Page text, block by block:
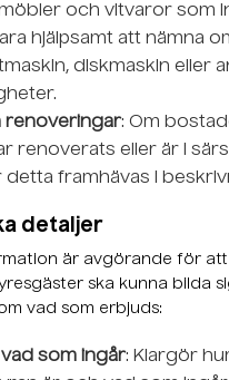
och vitvaror som
hjälpsamt att nämna
diskmaskin eller
renoveringar: Om
renoverats eller är i
detta framhävas i
detaljer
är avgörande för att
ska kunna bilda
vad som erbjuds:
som ingår: Klargör